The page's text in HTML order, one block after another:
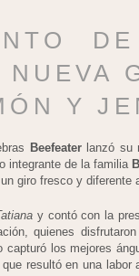
DE
Y
Beefeaterlanzó su
integrante de la familia
giro fresco y diferente
y contó con la
quienes
capturó los mejores
resultó en una labor